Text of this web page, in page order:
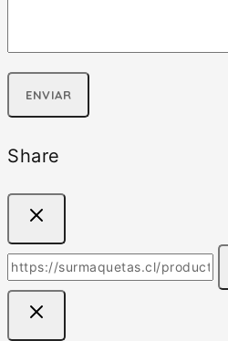
Share